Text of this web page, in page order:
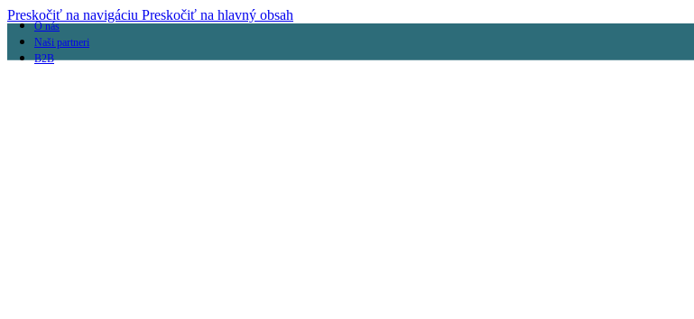
Preskočiť na navigáciu Preskočiť na hlavný obsah
O nás
Naši partneri
B2B